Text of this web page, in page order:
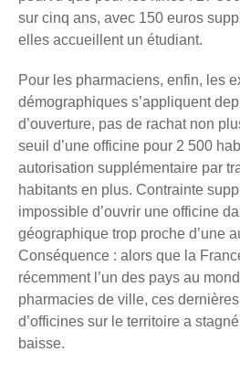
sur cinq ans, avec 150 euros
elles accueillent un étudiant.
Pour les pharmaciens, enfin, les
démographiques s’appliquent
d’ouverture, pas de rachat non
seuil d’une officine pour 2 500
autorisation supplémentaire par
habitants en plus. Contrainte
impossible d’ouvrir une officine
géographique trop proche d’une
Conséquence : alors que la
récemment l’un des pays au
pharmacies de ville, ces
d’officines sur le territoire a
baisse.